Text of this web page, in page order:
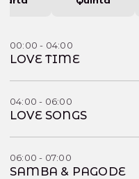
00:00 - 04:00
LOVE TIME
04:00 - 06:00
LOVE SONGS
06:00 - 07:00
SAMBA & PAGODE